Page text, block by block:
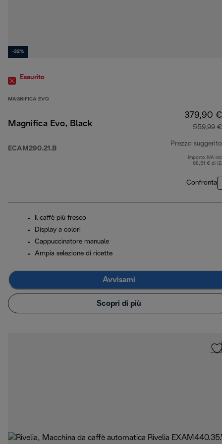
-32%
Esaurito
MAGNIFICA EVO
Magnifica Evo, Black
ECAM290.21.B
379,90 €
559,99 €
Prezzo suggerito
Importo IVA
68,51 € di
Confronta
Il caffè più fresco
Display a colori
Cappuccinatore manuale
Ampia selezione di ricette
Avvisami
Scopri di più